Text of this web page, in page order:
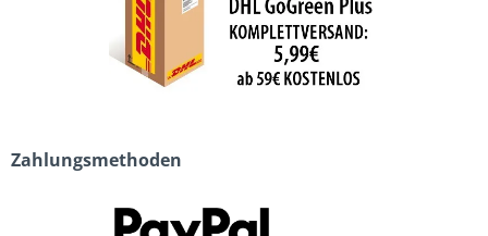
Zahlungsmethoden